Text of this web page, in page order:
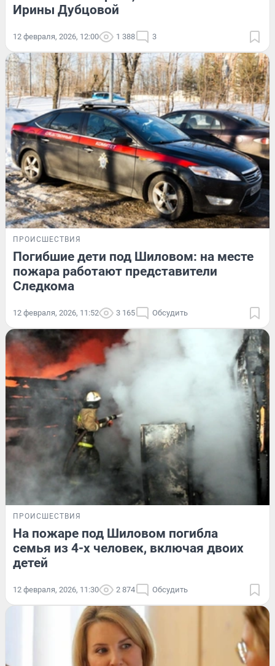
Ирины Дубцовой
12 февраля, 2026, 12:00 1 388 3
ПРОИСШЕСТВИЯ
Погибшие дети под Шиловом: на месте
пожара работают представители
Следкома
12 февраля, 2026, 11:52 3 165 Обсудить
ПРОИСШЕСТВИЯ
На пожаре под Шиловом погибла
семья из 4-х человек, включая двоих
детей
12 февраля, 2026, 11:30 2 874 Обсудить